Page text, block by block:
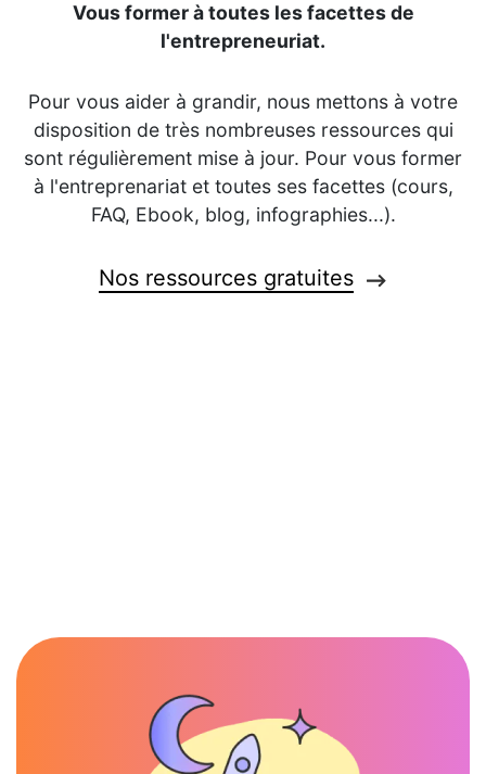
Vous former à toutes les facettes de
l'entrepreneuriat.
Pour vous aider à grandir, nous mettons à votre
disposition de très nombreuses ressources qui
sont régulièrement mise à jour. Pour vous former
à l'entreprenariat et toutes ses facettes (cours,
FAQ, Ebook, blog, infographies...).
Nos ressources gratuites